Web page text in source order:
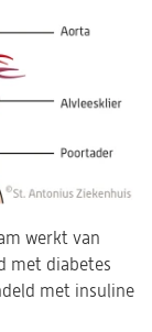
werkt van
met diabetes
met insuline